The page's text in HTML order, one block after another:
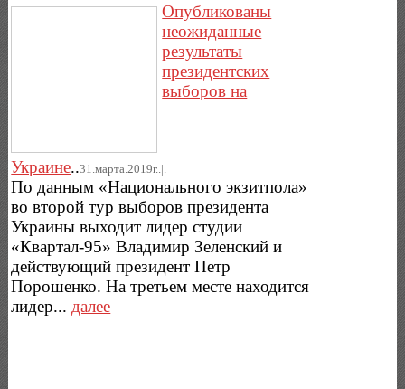
Опубликованы
неожиданные
результаты
президентских
выборов на
Украине..31.марта.2019г..|.
По данным «Национального экзитпола»
во второй тур выборов президента
Украины выходит лидер студии
«Квартал-95» Владимир Зеленский и
действующий президент Петр
Порошенко. На третьем месте находится
лидер... далее